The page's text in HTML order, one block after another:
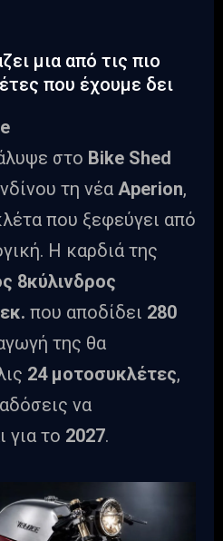
μια από τις πιο
που έχουμε δει
στο Bike Shed
τη νέα Aperion,
που ξεφεύγει από
Η καρδιά της
8κύλινδρος
που αποδίδει 280
της θα
24 μοτοσυκλέτες,
να
για το 2027.